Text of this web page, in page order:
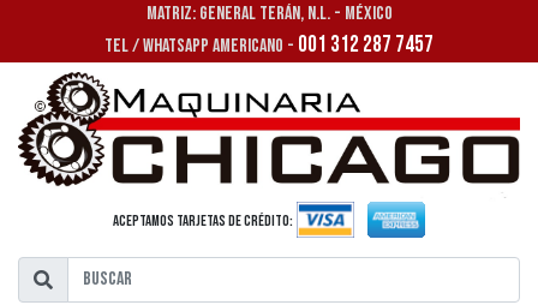
MATRIZ: GENERAL TERÁN, N.L. - MÉXICO
TEL / WHATSAPP AMERICANO - 001 312 287 7457
Aceptamos tarjetas de crédito: